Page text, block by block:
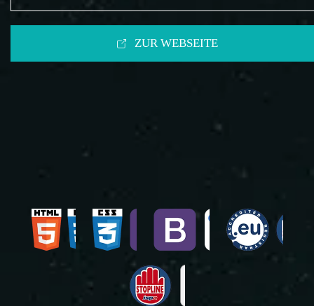
ZUR WEBSEITE